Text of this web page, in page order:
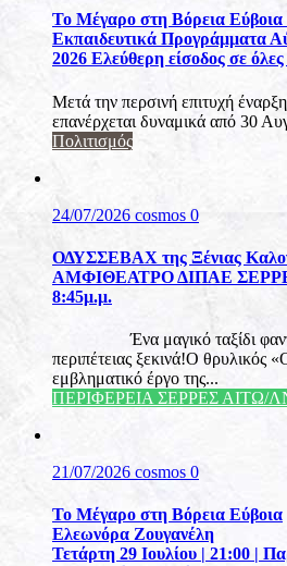
Το Μέγαρο στη Βόρεια Εύβοια
Εκπαιδευτικά Προγράμματα
2026 Ελεύθερη είσοδος σε
Μετά την περσινή επιτυχή
επανέρχεται δυναμικά από 30
Πολιτισμός
24/07/2026 cosmos 0
ΟΔΥΣΣΕΒΑΧ της Ξένιας
ΑΜΦΙΘΕΑΤΡΟ ΔΙΠΑΕ ΣΕΡΡΕΣ
8:45μ.μ.
Ένα μαγικό ταξίδι
περιπέτειας ξεκινά!Ο θρυλικός
εμβληματικό έργο της...
ΠΕΡΙΦΕΡΕΙΑ ΣΕΡΡΕΣ ΑΙΤΩ/
21/07/2026 cosmos 0
Το Μέγαρο στη Βόρεια Εύβοια
Ελεωνόρα Ζουγανέλη
Τετάρτη 29 Ιουλίου | 21:00 |